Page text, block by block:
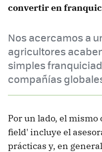
convertir en
Nos acercamos a
agricultores
simples
compañías
Por un lado, el
field' incluye el
prácticas y, en